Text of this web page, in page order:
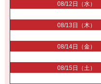
08/12日（水）
08/13日（木）
08/14日（金）
08/15日（土）